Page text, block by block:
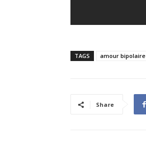
TAGS amour bipolaire
Share